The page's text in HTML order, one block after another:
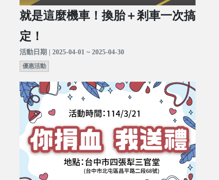
就是這麼機車！換胎＋剎車一次搞
定！
活動日期 | 2025-04-01 ~ 2025-04-30
優惠活動